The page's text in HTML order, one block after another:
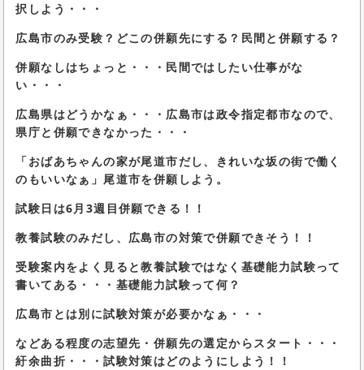
択しよう・・・
広島市のみ受験？どこの併願先にする？民間と併願する？
併願なしはちょっと・・・民間ではしたい仕事がな
い・・・
広島県はどうかなぁ・・・広島市は政令指定都市なので、
県庁と併願できなかった・・・
「おばあちゃんの家が尾道市だし、きれいな坂の街で働く
のもいいなぁ」尾道市を併願しよう。
試験日は6月3週目併願できる！！
教養試験のみだし、広島市の対策で併願できそう！！
受験案内をよく見ると教養試験ではなく基礎能力試験って
書いてある・・・基礎能力試験って何？
広島市とは別に試験対策が必要かなぁ・・・
などある程度の志望先・併願先の選定からスタート・・・
紆余曲折・・・試験対策はどのようにしよう！！